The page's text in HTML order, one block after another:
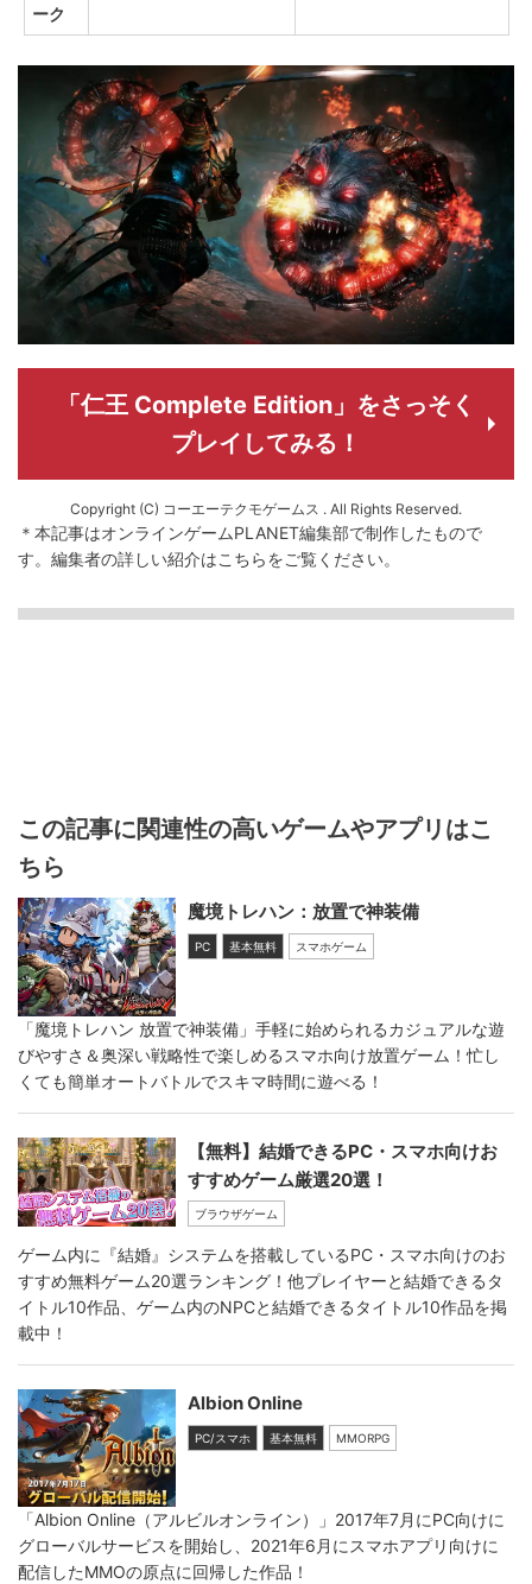
ーク
「仁王 Complete Edition」をさっそく
プレイしてみる！
Copyright (C) コーエーテクモゲームス . All Rights Reserved.
＊本記事はオンラインゲームPLANET編集部で制作したもので
す。 編集者の詳しい紹介はこちらをご覧ください。
この記事に関連性の高いゲームやアプリはこ
ちら
魔境トレハン：放置で神装備
PC 基本無料 スマホゲーム
「魔境トレハン 放置で神装備」手軽に始められるカジュアルな遊
びやすさ＆奥深い戦略性で楽しめるスマホ向け放置ゲーム！忙し
くても簡単オートバトルでスキマ時間に遊べる！
【無料】結婚できるPC・スマホ向けお
すすめゲーム厳選20選！
ブラウザゲーム
ゲーム内に『結婚』システムを搭載しているPC・スマホ向けのお
すすめ無料ゲーム20選ランキング！他プレイヤーと結婚できるタ
イトル10作品、ゲーム内のNPCと結婚できるタイトル10作品を掲
載中！
Albion Online
PC/スマホ 基本無料 MMORPG
「Albion Online（アルビルオンライン）」2017年7月にPC向けに
グローバルサービスを開始し、2021年6月にスマホアプリ向けに
配信したMMOの原点に回帰した作品！